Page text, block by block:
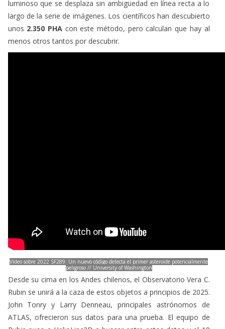
luminoso que se desplaza sin ambigüedad en línea recta a lo
largo de la serie de imágenes. Los científicos han descubierto
unos 2.350 PHAcon este método, pero calculan que hay al
menos otros tantos por descubrir.
Vídeo sobre 2022 SF289: Un nuevo código detecta el primer asteroide potencialmente
peligroso // University of Washington
Desde su cima en los Andes chilenos, el Observatorio Vera C.
Rubin se unirá a la caza de estos objetos a principios de 2025.
John Tonry y Larry Denneau, principales astrónomos de
ATLAS, ofrecieron sus datos para una prueba. El equipo de